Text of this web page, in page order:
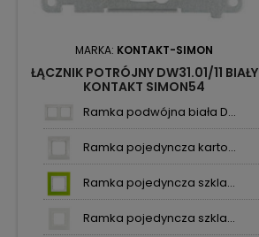
MARKA: KONTAKT-SIMON
ŁĄCZNIK POTRÓJNY DW31.01/11 BIAŁY
KONTAKT SIMON54
Ramka podwójna biała D...
Ramka pojedyncza karto...
Ramka pojedyncza szkla...
Ramka pojedyncza szkla...